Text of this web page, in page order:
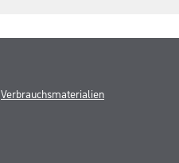
Verbrauchsmaterialien